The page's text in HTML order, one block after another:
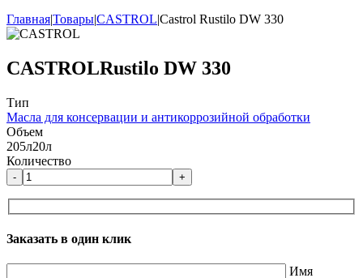
Главная|Товары|CASTROL|Castrol Rustilo DW 330
CASTROLRustilo DW 330
Тип
Масла для консервации и антикоррозийной обработки
Объем
205л20л
Количество
- +
Заказать в один клик
Имя